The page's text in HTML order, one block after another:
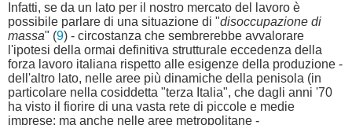
Infatti, se da un lato per il nostro mercato del lavoro è
possibile parlare di una situazione di "disoccupazione di
massa" (9) - circostanza che sembrerebbe avvalorare
l'ipotesi della ormai definitiva strutturale eccedenza della
forza lavoro italiana rispetto alle esigenze della produzione -
dell'altro lato, nelle aree più dinamiche della penisola (in
particolare nella cosiddetta "terza Italia", che dagli anni '70
ha visto il fiorire di una vasta rete di piccole e medie
imprese; ma anche nelle aree metropolitane -